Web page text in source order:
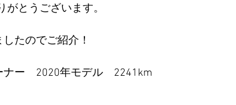
とうございます。
たのでご紹介！
ー　2020年モデル　2241km